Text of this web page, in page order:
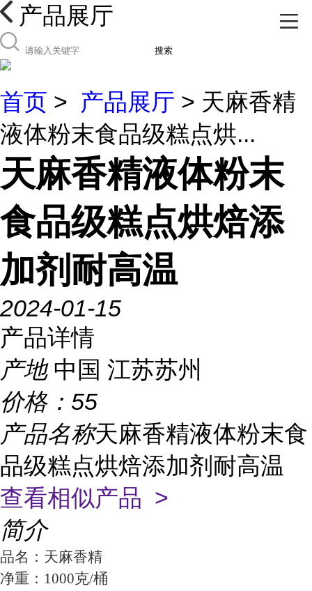
产品展厅
搜索
首页 > 产品展厅 > 天麻香精
液体粉末食品级糕点烘...
天麻香精液体粉末
食品级糕点烘焙添
加剂耐高温
2024-01-15
产品详情
产地 中国 江苏苏州
价格： 55
产品名称天麻香精液体粉末食
品级糕点烘焙添加剂耐高温
查看相似产品 >
简介
品名：天麻香精
净重：1000克/桶